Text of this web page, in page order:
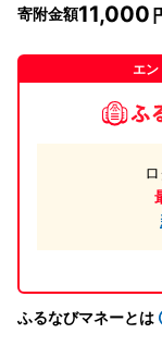
寄附金額11,000
エン
ふるなびマネーとは